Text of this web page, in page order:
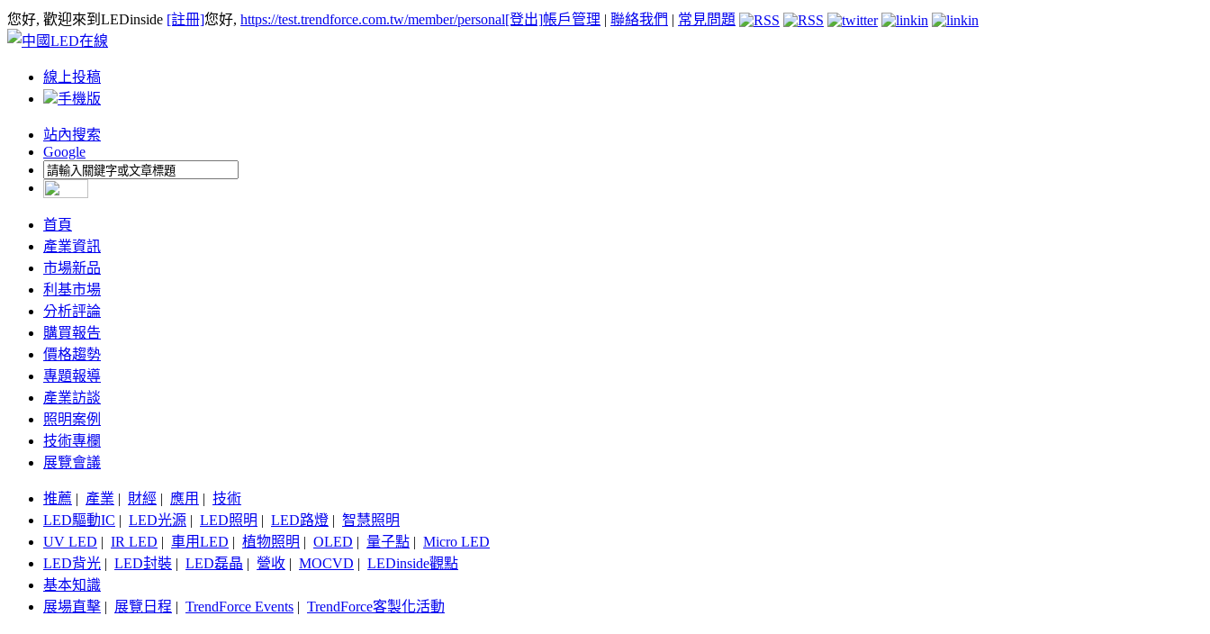
您好, 歡迎來到LEDinside [註冊]您好, https://test.trendforce.com.tw/member/personal[登出]帳戶管理 | 聯絡我們 | 常見問題
線上投稿
手機版
站內搜索
Google
首頁
產業資訊
市場新品
利基市場
分析評論
購買報告
價格趨勢
專題報導
產業訪談
照明案例
技術專欄
展覽會議
推薦 | 產業 | 財經 | 應用 | 技術
LED驅動IC | LED光源 | LED照明 | LED路燈 | 智慧照明
UV LED | IR LED | 車用LED | 植物照明 | OLED | 量子點 | Micro LED
LED背光 | LED封裝 | LED磊晶 | 營收 | MOCVD | LEDinside觀點
基本知識
展場直擊 | 展覽日程 | TrendForce Events | TrendForce客製化活動